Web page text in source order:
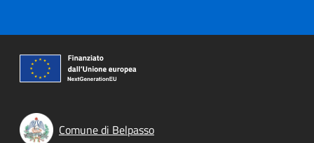
Comune di Belpasso